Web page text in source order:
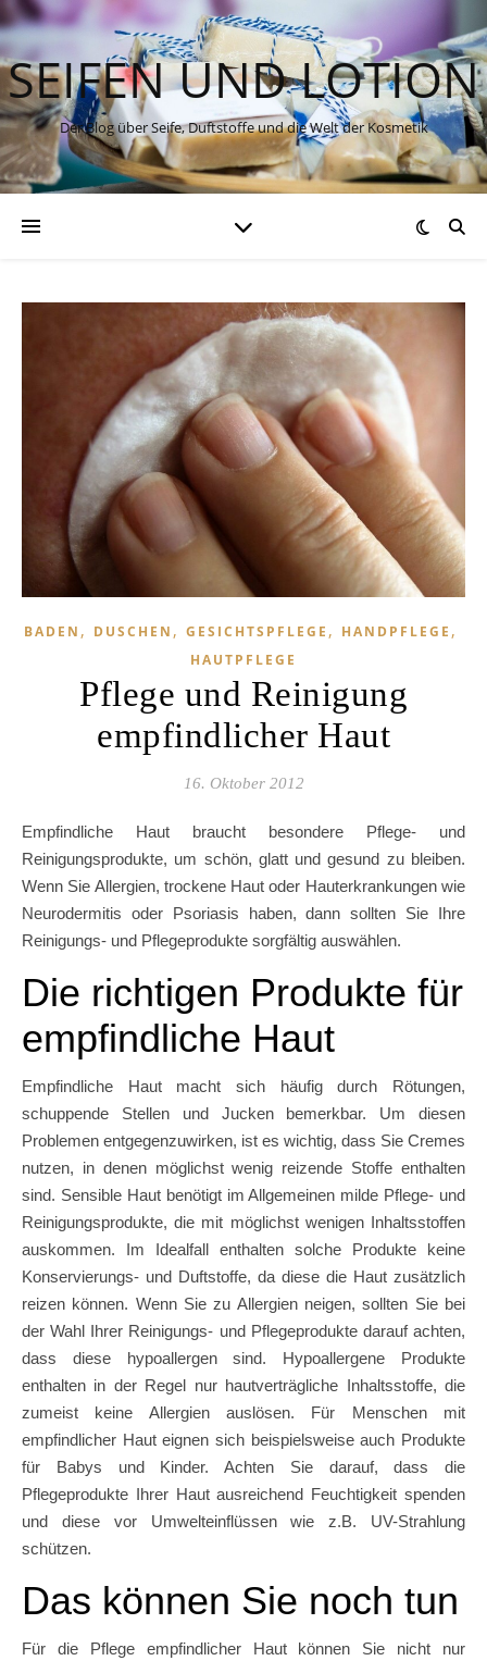
SEIFEN UND LOTION
Der Blog über Seife, Duftstoffe und die Welt der Kosmetik
BADEN , DUSCHEN , GESICHTSPFLEGE , HANDPFLEGE ,
HAUTPFLEGE
Pflege und Reinigung
empfindlicher Haut
16. Oktober 2012
Empfindliche Haut braucht besondere Pflege- und
Reinigungsprodukte, um schön, glatt und gesund zu bleiben.
Wenn Sie Allergien, trockene Haut oder Hauterkrankungen wie
Neurodermitis oder Psoriasis haben, dann sollten Sie Ihre
Reinigungs- und Pflegeprodukte sorgfältig auswählen.
Die richtigen Produkte für
empfindliche Haut
Empfindliche Haut macht sich häufig durch Rötungen,
schuppende Stellen und Jucken bemerkbar. Um diesen
Problemen entgegenzuwirken, ist es wichtig, dass Sie Cremes
nutzen, in denen möglichst wenig reizende Stoffe enthalten
sind. Sensible Haut benötigt im Allgemeinen milde Pflege- und
Reinigungsprodukte, die mit möglichst wenigen Inhaltsstoffen
auskommen. Im Idealfall enthalten solche Produkte keine
Konservierungs- und Duftstoffe, da diese die Haut zusätzlich
reizen können. Wenn Sie zu Allergien neigen, sollten Sie bei
der Wahl Ihrer Reinigungs- und Pflegeprodukte darauf achten,
dass diese hypoallergen sind. Hypoallergene Produkte
enthalten in der Regel nur hautverträgliche Inhaltsstoffe, die
zumeist keine Allergien auslösen. Für Menschen mit
empfindlicher Haut eignen sich beispielsweise auch Produkte
für Babys und Kinder. Achten Sie darauf, dass die
Pflegeprodukte Ihrer Haut ausreichend Feuchtigkeit spenden
und diese vor Umwelteinflüssen wie z.B. UV-Strahlung
schützen.
Das können Sie noch tun
Für die Pflege empfindlicher Haut können Sie nicht nur